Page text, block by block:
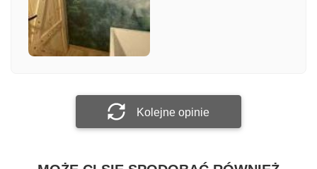
Załącz zdjęcie
Kolejne opinie